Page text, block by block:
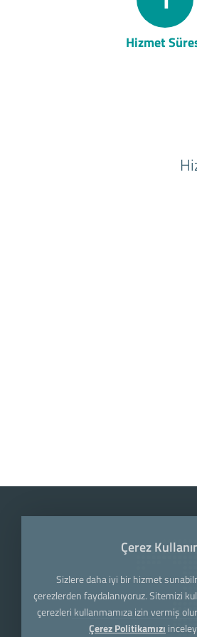
Hizmet
Çerez
Sizlere daha iyi bir hizmet
çerezlerden faydalanıyoruz. Sitemizi
çerezleri kullanmamıza izin vermiş
Çerez Politikamızı